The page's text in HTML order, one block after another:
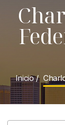
Inicio/